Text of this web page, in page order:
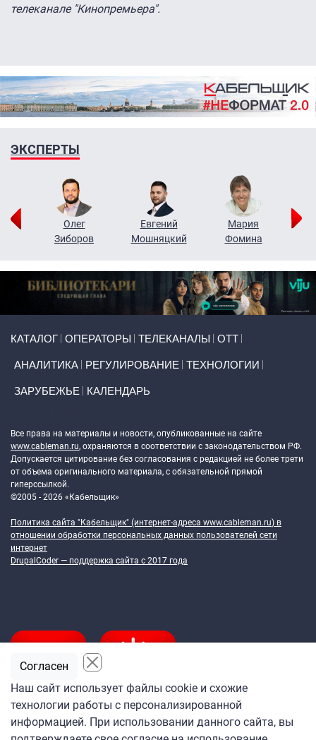
телеканале "Кинопремьера".
ЭКСПЕРТЫ
Олег
Зиборов
Евгений
Мошняцкий
Мария
Фомина
КАТАЛОГ ОПЕРАТОРЫ ТЕЛЕКАНАЛЫ ОТТ
АНАЛИТИКА РЕГУЛИРОВАНИЕ ТЕХНОЛОГИИ
ЗАРУБЕЖЬЕ КАЛЕНДАРЬ
Все права на материалы и новости, опубликованные на сайте
www.cableman.ru, охраняются в соответствии с законодательством РФ.
Допускается цитирование без согласования с редакцией не более трети
от объема оригинального материала, с обязательной прямой
гиперссылкой.
©2005 - 2026 «Кабельщик»
Политика сайта "Кабельщик" (интернет-адреса www.cableman.ru) в
отношении обработки персональных данных пользователей сети
интернет
DrupalCoder — поддержка сайта c 2017 года
Подпишитесь
на ежедневную рассылку
Наш сайт использует файлы cookie и схожие
технологии работы с персонализированной
информацией. При использовании данного сайта, вы
Согласен